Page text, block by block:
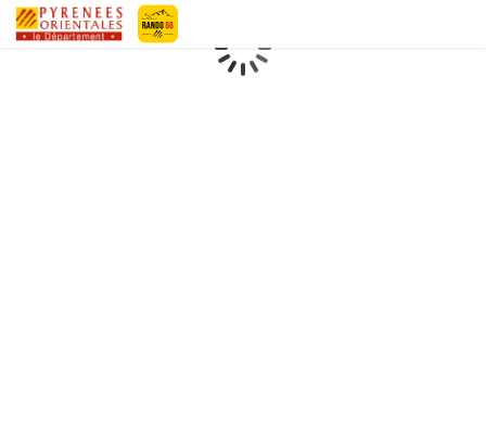
Geotrek-randoLoading